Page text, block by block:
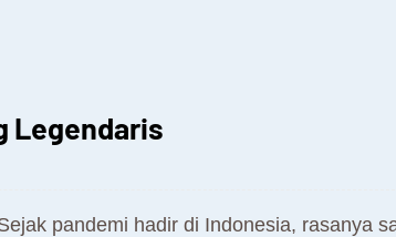
Legendaris
pandemi hadir di Indonesia, rasanya